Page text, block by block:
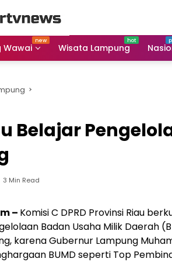
Wawai Wisata Lampung
Belajar
3 Min Read
– Komisi C DPRD Provinsi Riau
Badan Usaha Milik Daerah
karena Gubernur Lampung
BUMD seperti Top